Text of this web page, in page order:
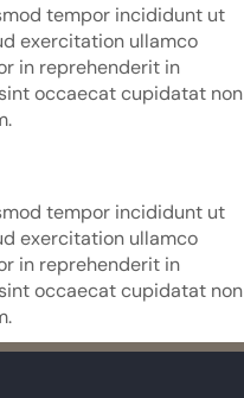
tempor incididunt ut
exercitation ullamco
in reprehenderit in
occaecat cupidatat non
tempor incididunt ut
exercitation ullamco
in reprehenderit in
occaecat cupidatat non